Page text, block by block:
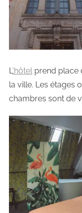
L ‘hôtel prend place
la ville. Les étages
chambres sont de